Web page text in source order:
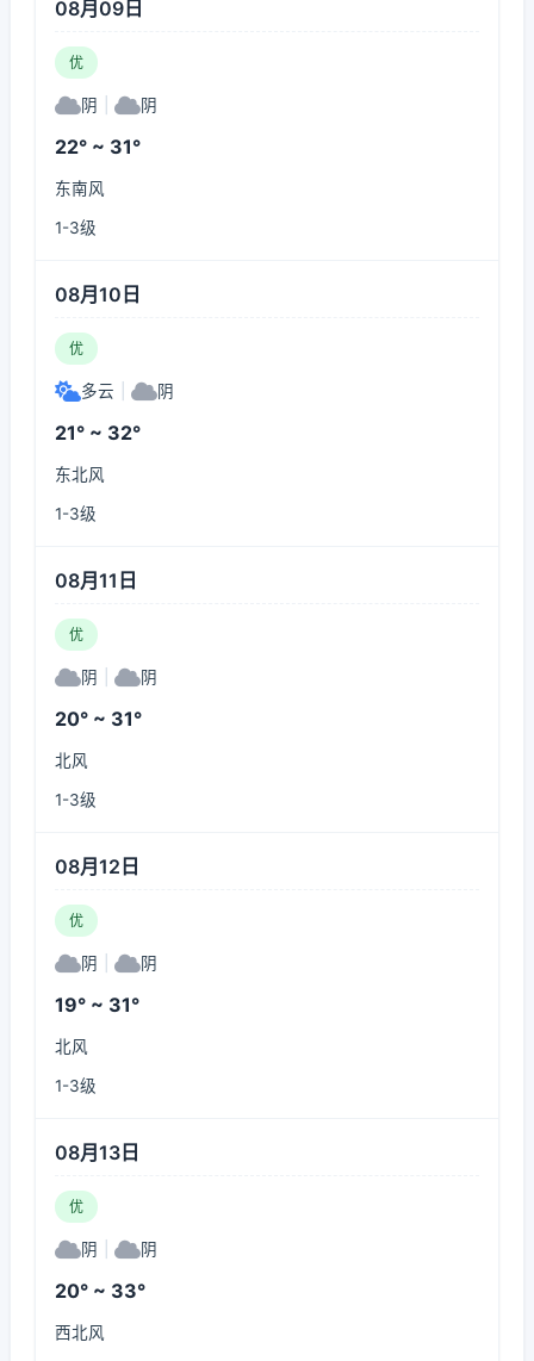
08月09日
优
阴 阴
22° ~ 31°
东南风
1-3级
08月10日
优
多云 阴
21° ~ 32°
东北风
1-3级
08月11日
优
阴 阴
20° ~ 31°
北风
1-3级
08月12日
优
阴 阴
19° ~ 31°
北风
1-3级
08月13日
优
阴 阴
20° ~ 33°
西北风